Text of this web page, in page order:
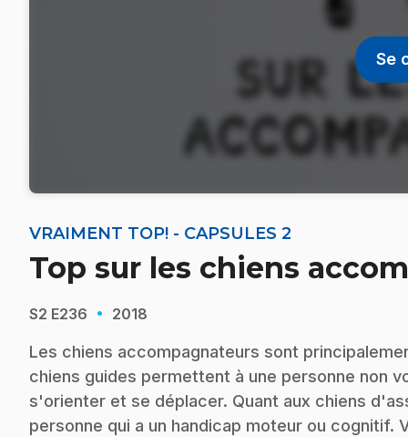
Se
VRAIMENT TOP! - CAPSULES 2
Top sur les chiens
S2 E236 · 2018
Les chiens accompagnateurs sont
chiens guides permettent à une personne non
s'orienter et se déplacer. Quant aux chiens
personne qui a un handicap moteur ou cognitif.